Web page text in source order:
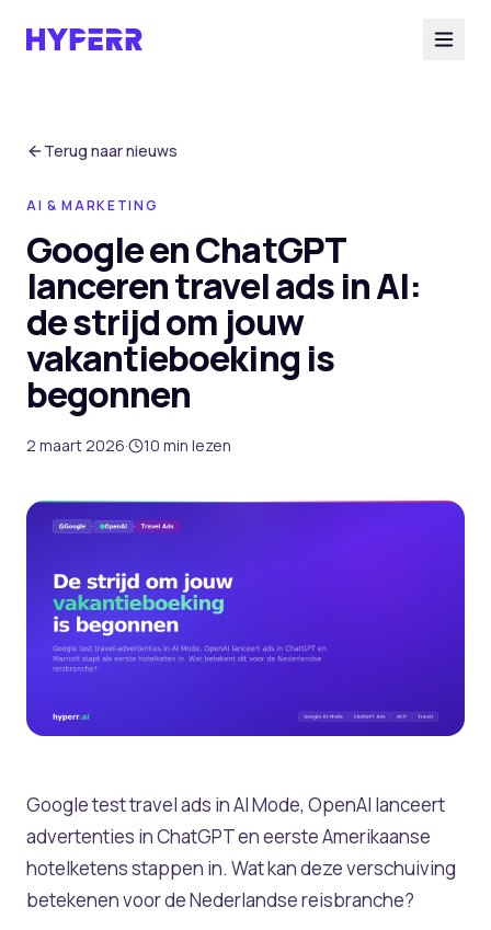
Diensten
AI Suite
Branches
Cases
Over ons
Terug naar nieuws
AI & MARKETING
Google en ChatGPT
lanceren travel ads in AI:
de strijd om jouw
vakantieboeking is
begonnen
2 maart 2026· 10 min lezen
Google test travel ads in AI Mode, OpenAI lanceert
advertenties in ChatGPT en eerste Amerikaanse
hotelketens stappen in. Wat kan deze verschuiving
betekenen voor de Nederlandse reisbranche?